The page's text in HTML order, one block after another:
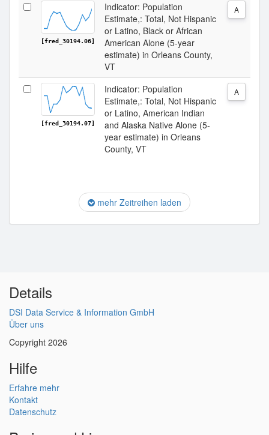
[fred_30194.06]
Indicator: Population
Estimate,: Total, Not Hispanic
or Latino, Black or African
American Alone (5-year
estimate) in Orleans County,
VT
A
[fred_30194.07]
Indicator: Population
Estimate,: Total, Not Hispanic
or Latino, American Indian
and Alaska Native Alone (5-
year estimate) in Orleans
County, VT
A
mehr Zeitreihen laden
Details
DSI Data Service & Information GmbH
Über uns
Copyright 2026
Hilfe
Erfahre mehr
Kontakt
Datenschutz